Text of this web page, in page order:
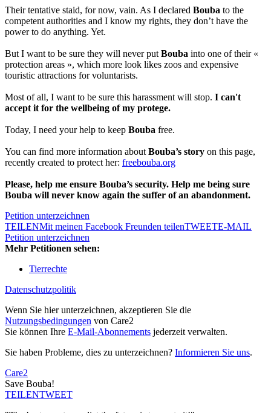
Their tentative staid, for now, vain. As I declared Bouba to the
competent authorities and I know my rights, they don’t have the
power to do anything. Yet.
But I want to be sure they will never putBouba into one of their «
protection areas », which more look likes zoos and expensive
touristic attractions for voluntarists.
Most of all, I want to be sure this harassment will stop. I can't
accept it for the wellbeing of my protege.
Today, I need your help to keep Bouba free.
You can find more information aboutBouba’s story on this page,
recently created to protect her: freebouba.org
Please, help me ensure Bouba’s security. Help me being sure
Bouba will never know again the suffer of an abandonment.
Petition unterzeichnen
TEILENMit meinen Facebook Freunden teilenTWEETE-MAIL
Petition unterzeichnen
Mehr Petitionen sehen:
Tierrechte
Datenschutzpolitik
Wenn Sie hier unterzeichnen, akzeptieren Sie die
Nutzungsbedingungen von Care2
Sie können Ihre E-Mail-Abonnements jederzeit verwalten.
Sie haben Probleme, dies zu unterzeichnen? Informieren Sie uns.
Care2
Save Bouba!
TEILENTWEET